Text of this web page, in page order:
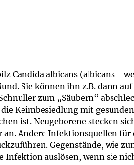
Candida albicans (albicans =
Sie können ihn z.B. dann
zum „Säubern“
Keimbesiedlung mit gesunden
ist. Neugeborene stecken
an. Andere Infektionsquellen für
Gegenstände, wie
Infektion auslösen, wenn sie